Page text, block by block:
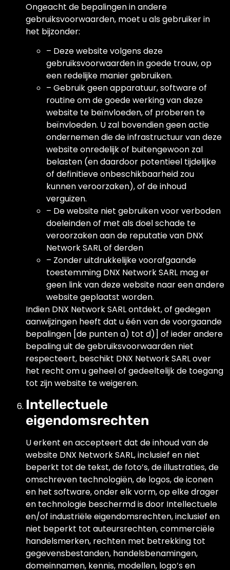
Ongeacht de bepalingen in andere
gebruiksvoorwaarden, moet u als gebruiker in
het bijzonder:
– Deze website volgens deze
gebruiksvoorwaarden in goede trouw, op
een redelijke manier gebruiken.
– Gebruik geen apparatuur, software of
routine om de goede werking van deze
website te beïnvloeden, of proberen te
beïnvloeden. U zal bovendien geen actie
ondernemen die de infrastructuur van deze
website onredelijk of buitengewoon zal
belasten (en daardoor potentieel tijdelijke
of definitieve onbeschikbaarheid zou
kunnen veroorzaken), of de inhoud
verguizen.
– De website niet gebruiken voor verboden
doeleinden of met als doel schade te
veroorzaken aan de reputatie van DNX
Network SARL of derden
– Zonder uitdrukkelijke voorafgaande
toestemming DNX Network SARL mag er
geen link van deze website naar een andere
website geplaatst worden.
Indien DNX Network SARL ontdekt, of gedegen
aanwijzingen heeft dat u één van de voorgaande
bepalingen [de punten a) tot d)] of ieder andere
bepaling uit de gebruiksvoorwaarden niet
respecteert, beschikt DNX Network SARL over
het recht om u geheel of gedeeltelijk de toegang
tot zijn website te weigeren.
Intellectuele
eigendomsrechten
U erkent en accepteert dat de inhoud van de
website DNX Network SARL, inclusief en niet
beperkt tot de tekst, de foto’s, de illustraties, de
omschreven technologiën, de logos, de iconen
en het software, onder elk vorm, op elke drager
en technologie beschermd is door Intellectuele
en/of industriële eigendomsrechten, inclusief en
niet beperkt tot auteursrechten, commerciële
handelsmerken, rechten met betrekking tot
gegevensbestanden, handelsbenamingen,
domeinnamen, kennis, modellen, logo’s en